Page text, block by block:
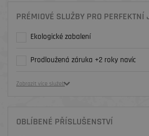
PRÉMIOVÉ SLUŽBY PRO PERFEKTNÍ
Ekologické zabalení
Prodloužená záruka +2 roky navíc
Zobrazit více služeb
OBLÍBENÉ PŘÍSLUŠENSTVÍ